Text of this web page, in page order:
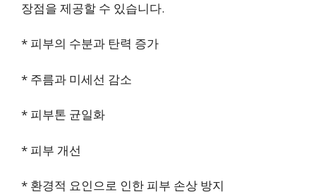
장점을 제공할 수 있습니다.
* 피부의 수분과 탄력 증가
* 주름과 미세선 감소
* 피부톤 균일화
* 피부 개선
* 환경적 요인으로 인한 피부 손상 방지